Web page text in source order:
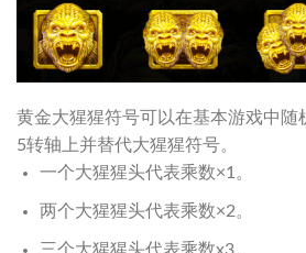
黄金大猩猩符号可以在基本游戏中随
5转轴上并替代大猩猩符号。
一个大猩猩头代表乘数×1。
两个大猩猩头代表乘数×2。
三个大猩猩头代表乘数x3。